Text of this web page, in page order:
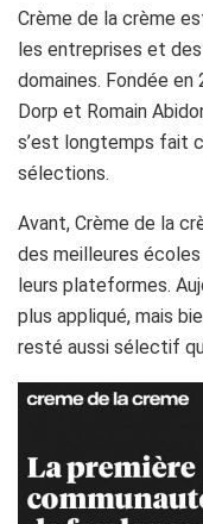
Crème de la crème
les entreprises et
domaines. Fondée
Dorp et Romain
s’est longtemps fait
sélections.
Avant, Crème de la
des meilleures
leurs plateformes.
plus appliqué, mais
resté aussi sélectif